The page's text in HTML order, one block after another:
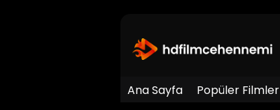
Ana Sayfa Popüler Filmler